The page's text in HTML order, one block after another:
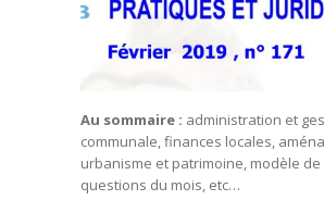
Au sommaire : administration et
communale, finances locales,
urbanisme et patrimoine, modèle
questions du mois, etc…